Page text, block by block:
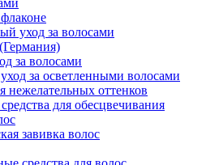
уход за волосами
за волосами
за осветленными волосами
нежелательных оттенков
для обесцвечивания
завивка волос